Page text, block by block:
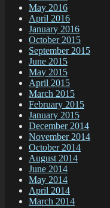
May 2016
April 2016
January 2016
October 2015
September 2015
June 2015
May 2015
April 2015
March 2015
February 2015
January 2015
December 2014
November 2014
October 2014
August 2014
June 2014
May 2014
April 2014
March 2014